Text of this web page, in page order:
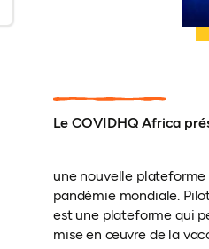
Le COVIDHQ Africa
une nouvelle
pandémie mondiale.
est une plateforme qui
mise en œuvre de la